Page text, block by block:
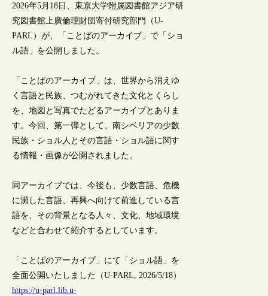
2026年5月18日、東京大学附属図書館アジア研
究図書館上廣倫理財団寄付研究部門（U-
PARL）が、「ことばのアーカイブ」で「ショ
ル語」を公開しました。
「ことばのアーカイブ」は、世界から消えゆ
く言語と民族、つむがれてきた文化とくらし
を、地図と写真でたどるアーカイブとありま
す。今回、第一弾として、南シベリアの少数
民族・ショル人とその言語・ショル語に関す
る情報・画像が公開されました。
同アーカイブでは、今後も、少数言語、危機
に瀕した言語、再興へ向けて前進している言
語を、その背景となる人々、文化、地域環境
などと合わせて紹介するとしています。
「ことばのアーカイブ」にて「ショル語」を
全面公開いたしました（U-PARL, 2026/5/18）
https://u-parl.lib.u-